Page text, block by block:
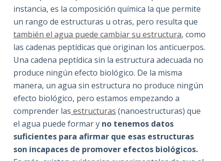
instancia, es la composición química la que permite
un rango de estructuras u otras, pero resulta que
también el agua puede cambiar su estructura, como
las cadenas peptídicas que originan los anticuerpos.
Una cadena peptídica sin la estructura adecuada no
produce ningún efecto biológico. De la misma
manera, un agua sin estructura no produce ningún
efecto biológico, pero estamos empezando a
comprender las estructuras (nanoestructuras) que
el agua puede formar y no tenemos datos
suficientes para afirmar que esas estructuras
son incapaces de promover efectos biológicos.